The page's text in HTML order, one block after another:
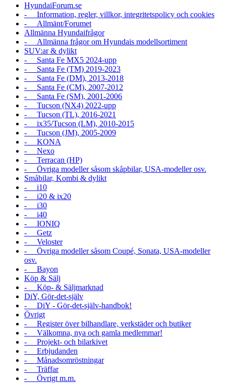
HyundaiForum.se
- Information, regler, villkor, integritetspolicy och cookies
- Allmänt/Forumet
Allmänna Hyundaifrågor
- Allmänna frågor om Hyundais modellsortiment
SUV:ar & dylikt
- Santa Fe MX5 2024-upp
- Santa Fe (TM) 2019-2023
- Santa Fe (DM), 2013-2018
- Santa Fe (CM), 2007-2012
- Santa Fe (SM), 2001-2006
- Tucson (NX4) 2022-upp
- Tucson (TL), 2016-2021
- ix35/Tucson (LM), 2010-2015
- Tucson (JM), 2005-2009
- KONA
- Nexo
- Terracan (HP)
- Övriga modeller såsom skåpbilar, USA-modeller osv.
Småbilar, Kombi & dylikt
- i10
- i20 & ix20
- i30
- i40
- IONIQ
- Getz
- Veloster
- Övriga modeller såsom Coupé, Sonata, USA-modeller
osv.
- Bayon
Köp & Sälj
- Köp- & Säljmarknad
DiY, Gör-det-själv
- DiY - Gör-det-själv-handbok!
Övrigt
- Register över bilhandlare, verkstäder och butiker
- Välkomna, nya och gamla medlemmar!
- Projekt- och bilarkivet
- Erbjudanden
- Månadsomröstningar
- Träffar
- Övrigt m.m.